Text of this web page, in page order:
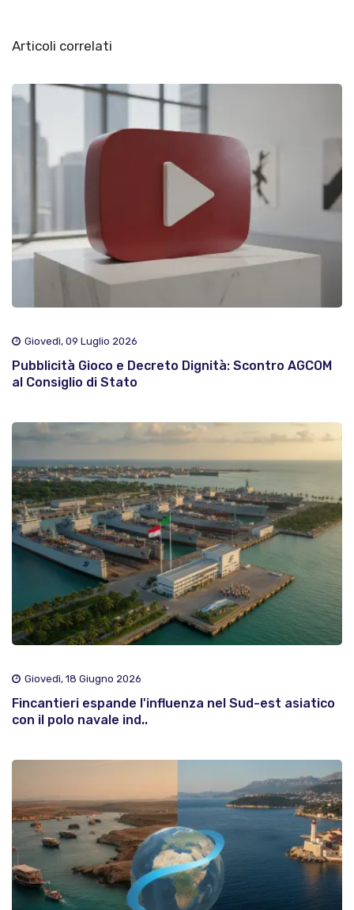
Articoli correlati
Giovedì, 09 Luglio 2026
Pubblicità Gioco e Decreto Dignità: Scontro AGCOM
al Consiglio di Stato
Giovedì, 18 Giugno 2026
Fincantieri espande l'influenza nel Sud-est asiatico
con il polo navale ind..